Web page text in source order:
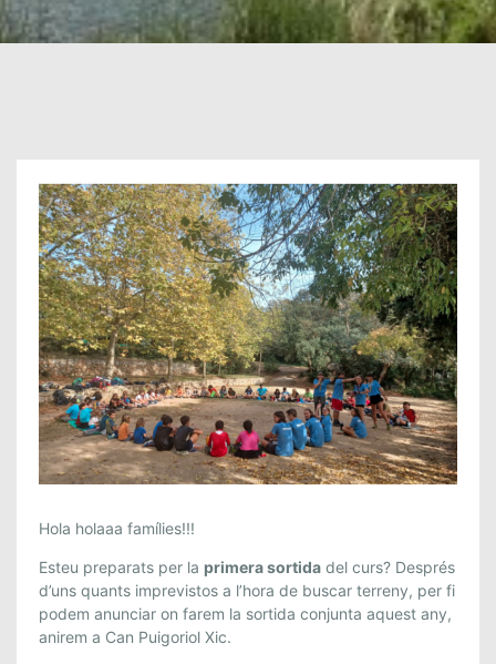
S
O
R
T
I
Hola holaaa famílies!!!
Esteu preparats per la primera sortida del curs? Després
d’uns quants imprevistos a l’hora de buscar terreny, per fi
podem anunciar on farem la sortida conjunta aquest any,
anirem a Can Puigoriol Xic.